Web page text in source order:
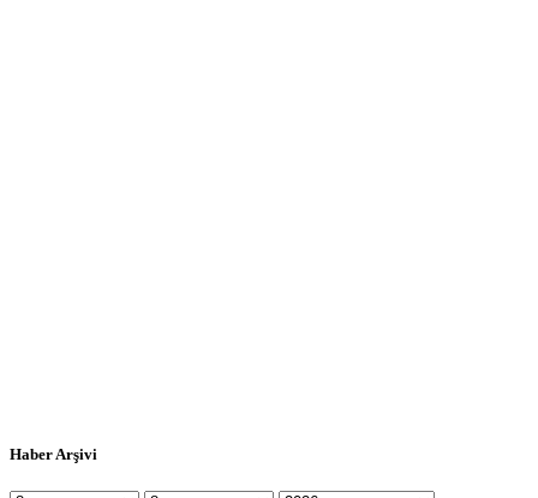
Haber Arşivi